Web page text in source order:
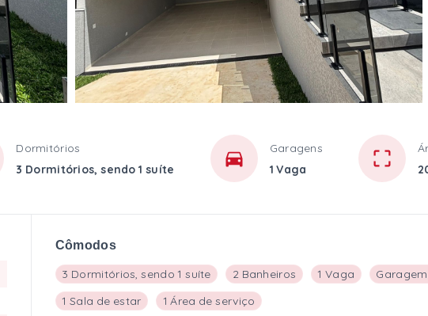
Dormitórios
3 Dormitórios, sendo 1 suíte
Garagens
1 Vaga
Cômodos
3 Dormitórios, sendo 1 suíte 2 Banheiros 1 Vaga
1 Sala de estar
1 Área de serviço